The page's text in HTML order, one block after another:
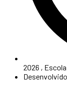
2026 ,
Desenvolvido